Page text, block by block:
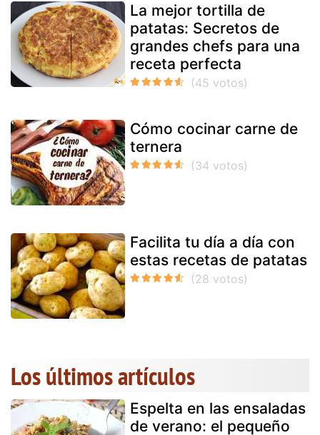
La mejor tortilla de
patatas: Secretos de
grandes chefs para una
receta perfecta
Cómo cocinar carne de
ternera
Facilita tu día a día con
estas recetas de patatas
Los últimos artículos
Espelta en las ensaladas
de verano: el pequeño